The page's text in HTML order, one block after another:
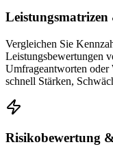
Leistungsmatrizen
Vergleichen Sie
Leistungsbewertungen
Umfrageantworten oder
schnell Stärken,
Risikobewertung